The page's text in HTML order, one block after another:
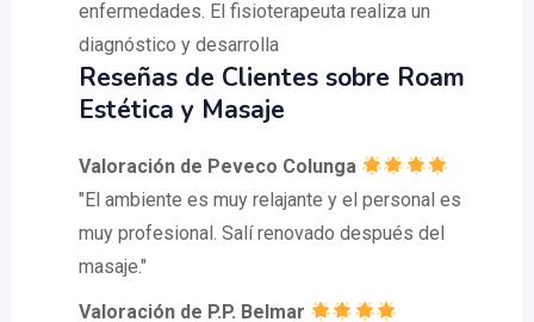
enfermedades. El fisioterapeuta realiza un
diagnóstico y desarrolla
Reseñas de Clientes sobre Roam
Estética y Masaje
Valoración de Peveco Colunga
"El ambiente es muy relajante y el personal es
muy profesional. Salí renovado después del
masaje."
Valoración de P.P. Belmar